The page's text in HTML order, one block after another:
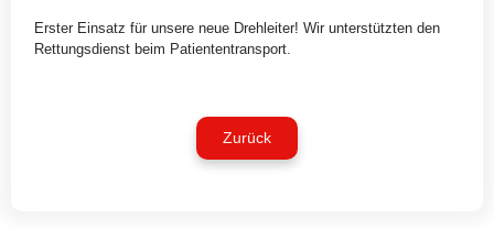
Erster Einsatz für unsere neue Drehleiter! Wir unterstützten den
Rettungsdienst beim Patiententransport.
Zurück